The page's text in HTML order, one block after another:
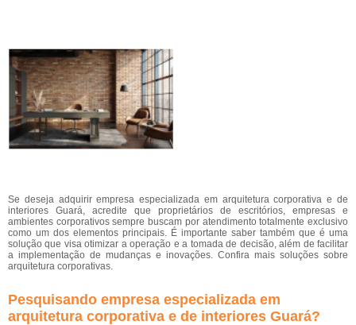
Se deseja adquirir empresa especializada em arquitetura corporativa e de
interiores Guará, acredite que proprietários de escritórios, empresas e
ambientes corporativos sempre buscam por atendimento totalmente exclusivo
como um dos elementos principais. É importante saber também que é uma
solução que visa otimizar a operação e a tomada de decisão, além de facilitar
a implementação de mudanças e inovações. Confira mais soluções sobre
arquitetura corporativas.
Pesquisando empresa especializada em
arquitetura corporativa e de interiores Guará?